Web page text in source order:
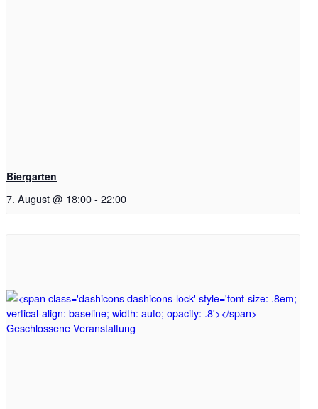
Biergarten
7. August @ 18:00- 22:00